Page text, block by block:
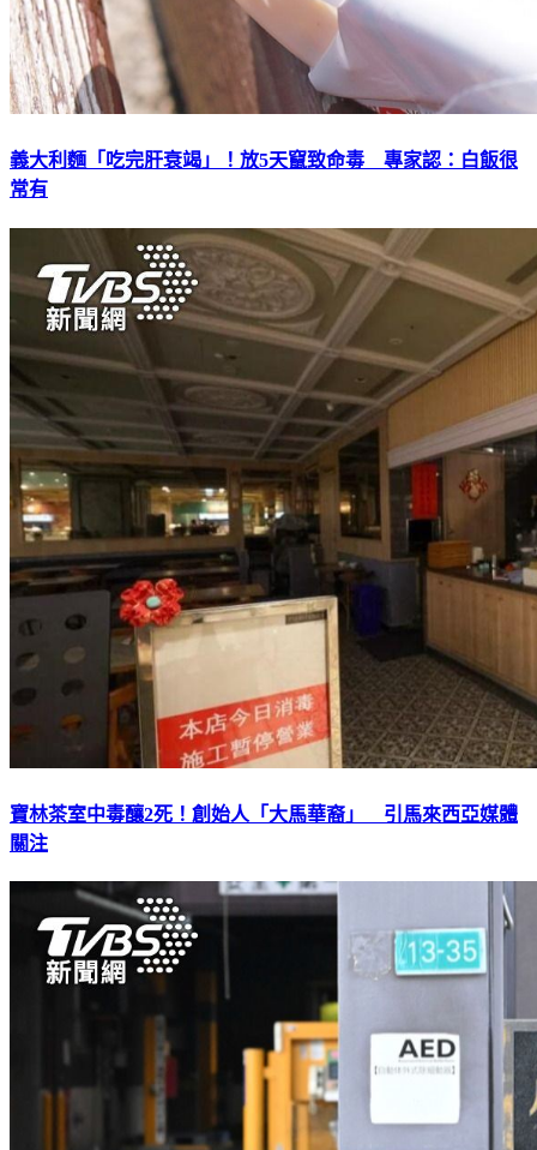
義大利麵「吃完肝衰竭」！放5天竄致命毒 專家認：白飯很
常有
寶林茶室中毒釀2死！創始人「大馬華裔」 引馬來西亞媒體
關注